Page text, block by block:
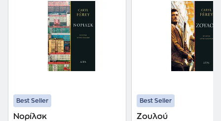
βραβείο γαλλικού μυθιστορήματος νουάρ του
διεθνούς φεστιβάλ του Μπον 2009, Βραβείο Κριτικών
για μυθιστόρημα μυστηρίου 2009 και βραβείο Jean
Amila Meckert 2009). Επηρεασμένος από τον
Godard, τον Jacques Brel, τον Rene Char ή τους Noir
Desir, η προτίμησή του στρέφεται στην έκρηξη, στους
καταπιεσμένους, στις γυναίκες, στην ομορφιά του
Best Seller
Νορίλσκ
Best Seller
Ζουλού